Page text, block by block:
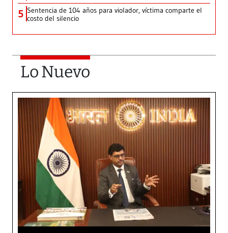
5 Sentencia de 104 años para violador, víctima comparte el
costo del silencio
Lo Nuevo